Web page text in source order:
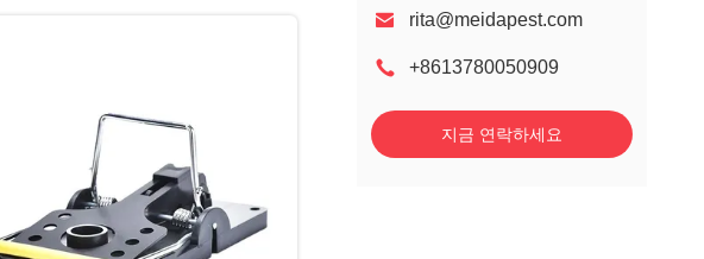
rita@meidapest.com
+8613780050909
지금 연락하세요